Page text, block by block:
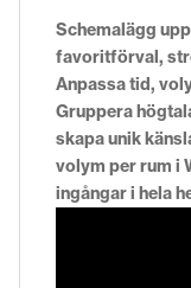
Schemalägg
favoritförval,
Anpassa tid,
Gruppera
skapa unik
volym per rum i
ingångar i hela